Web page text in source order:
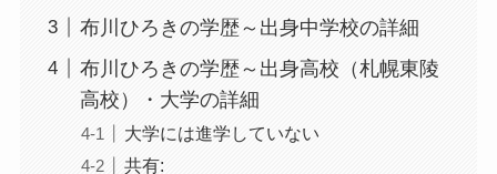
布川ひろきの学歴～出身中学校の詳細
布川ひろきの学歴～出身高校（札幌東陵
高校）・大学の詳細
大学には進学していない
共有: